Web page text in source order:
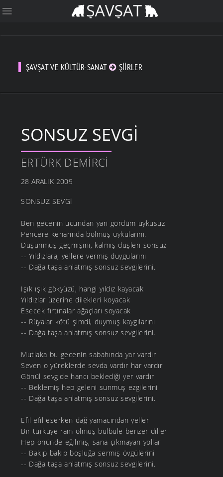
ŞAVŞAT VE KÜLTÜR-SANAT ŞIIRLER
SONSUZ SEVGI
ERTÜRK DEMIRCI
28 ARALIK 2009
SONSUZ SEVGİ
Ben gecenin ucundan yari gördüm uykusuz
Pencere kenarında bölmüş uykularını.
Düşünmüş geçmişini, kalmış düşleri sonsuz
-- Yıldızlara, yellere vermiş duygularını
-- Dağa taşa anlatmış sonsuz sevgilerini.
Işık ışık gökyüzü, hangi yıldız kayacak
Yıldızlar üzerine dilekleri koyacak
Esecek fırtınalar ağaçları soyacak
-- Rüyalar kötü şimdi, duymuş kaygılarını
-- Dağa taşa anlatmış sonsuz sevgilerini.
Mutlaka bu gecenin sabahında yar vardır
Seven o yüreklerde sevda vardır har vardır
Gönül sevgide hancı beklediği yer vardır
-- Beklemiş hep geleni sunmuş ezgilerini
-- Dağa taşa anlatmış sonsuz sevgilerini.
Efil efil eserken dağ yamacından yeller
Bir türküye ram olmuş bülbüle benzer diller
Hep önünde eğilmiş, sana çıkmayan yollar
-- Bakıp bakıp boşluğa sermiş övgülerini
-- Dağa taşa anlatmış sonsuz sevgilerini.